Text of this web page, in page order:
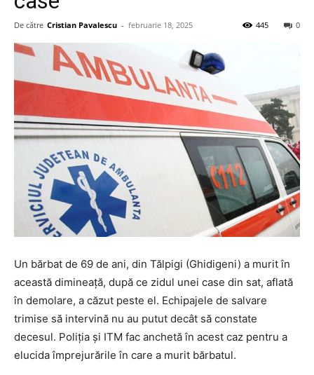
De către Cristian Pavalescu - februarie 18, 2025 0
445
Un bărbat de 69 de ani, din Tălpigi (Ghidigeni) a murit în
această dimineață, după ce zidul unei case din sat, aflată
în demolare, a căzut peste el. Echipajele de salvare
trimise să intervină nu au putut decât să constate
decesul. Poliția și ITM fac anchetă în acest caz pentru a
elucida împrejurările în care a murit bărbatul.